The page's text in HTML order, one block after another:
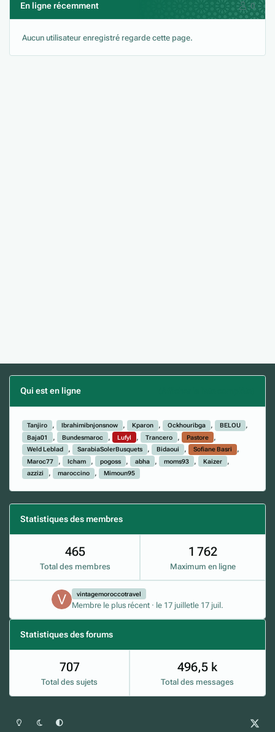
En ligne récemment 0
Aucun utilisateur enregistré regarde cette page.
Qui est en ligne
Tanjiro Ibrahimibnjonsnow Kparon Ockhouribga
BELOU
Baja01
Bundesmaroc Lufyl Trancero
Pastore
Weld Leblad
SarabiaSolerBusquets Bidaoui
Sofiane Basri
Maroc77
Icham pogoss abha moms93
Kaizer
azzizi
maroccino Mimoun95
Statistiques des membres
465
Total des membres
1 762
Maximum en ligne
vintagemoroccotravel
Membre le plus récent · le 17 juilletle 17 juil.
Statistiques des forums
Total des sujets
707
Total des messages
496,5 k
Mode clairMode sombrePréférence du système